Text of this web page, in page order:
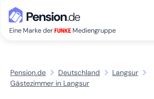
Eine Marke der Mediengruppe
Pension.de Deutschland
Langsur
Gästezimmer in Langsur